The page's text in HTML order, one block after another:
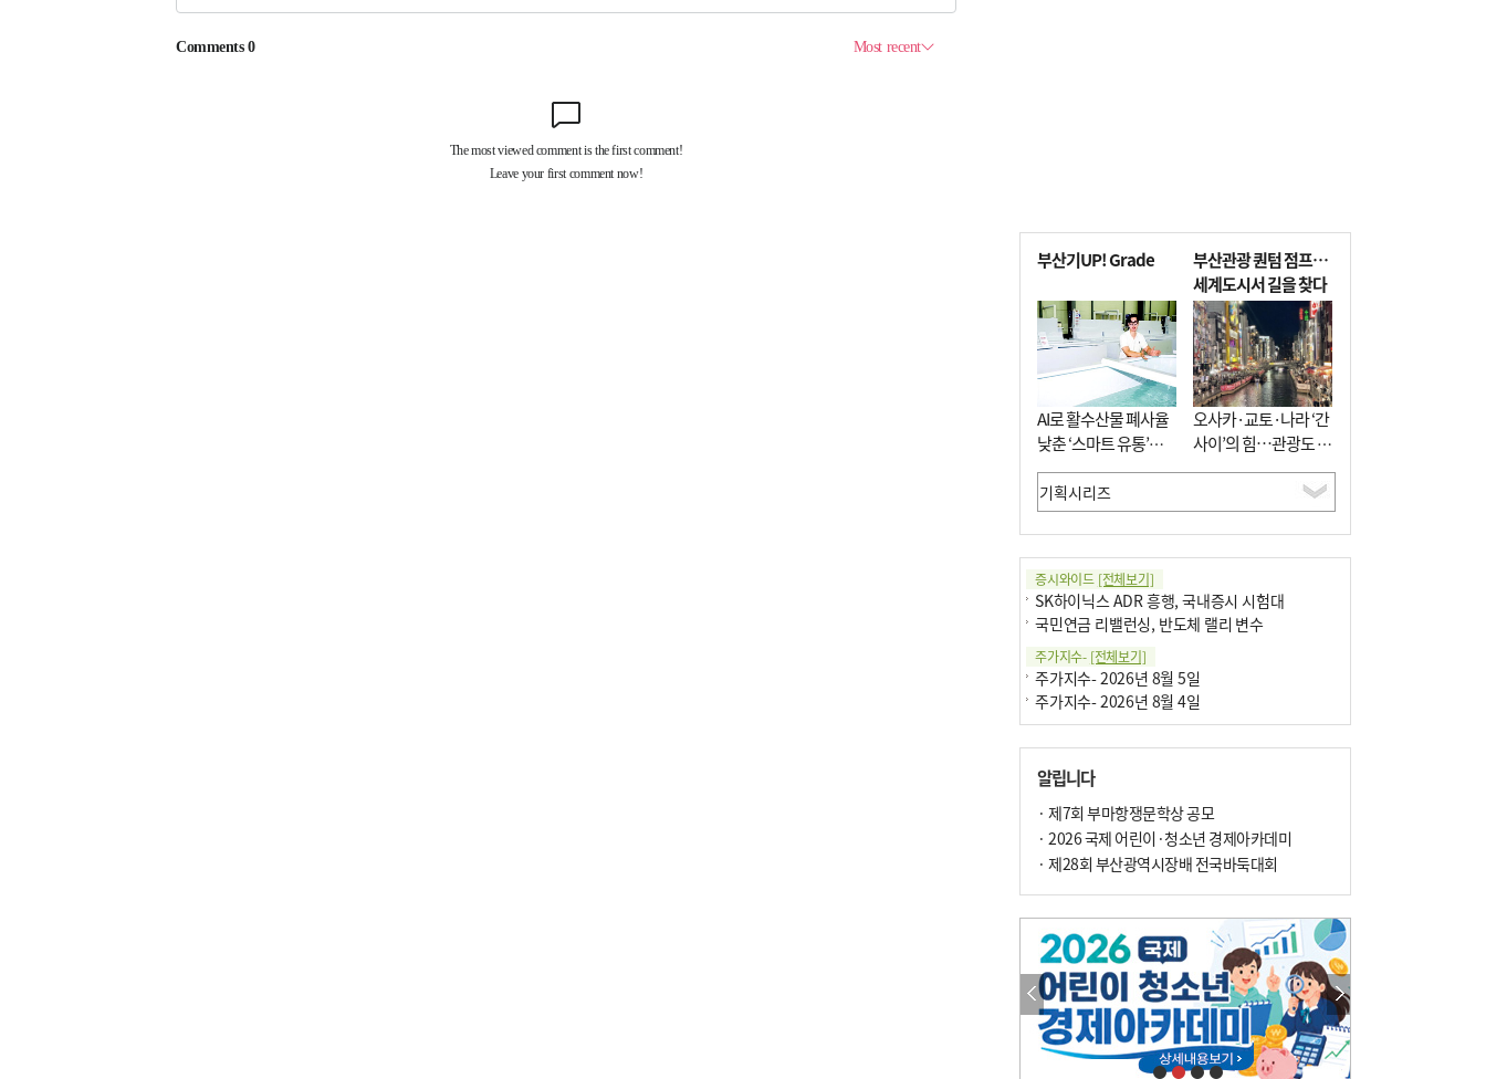
부산기UP! Grade
AI로 활수산물 폐사율
낮춘 ‘스마트 유통’…
사막·산악지대 수출
도전
부산관광 퀀텀 점프…
세계도시서 길을 찾다
오사카·교토·나라 ‘간
사이’의 힘…관광도 뭉
쳐야 흥한다
증시와이드 [전체보기]
SK하이닉스 ADR 흥행, 국내증시 시험대
국민연금 리밸런싱, 반도체 랠리 변수
주가지수- [전체보기]
주가지수- 2026년 8월 5일
주가지수- 2026년 8월 4일
알립니다
· 제7회 부마항쟁문학상 공모
· 2026 국제 어린이·청소년 경제아카데미
· 제28회 부산광역시장배 전국바둑대회